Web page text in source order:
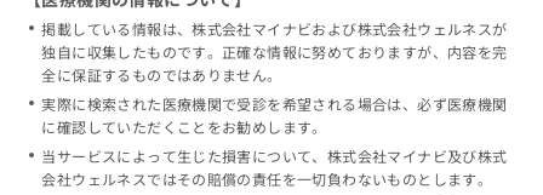
掲載している情報は、株式会社マイナビおよび株式会社ウェルネスが
独自に収集したものです。正確な情報に努めておりますが、内容を完
全に保証するものではありません。
実際に検索された医療機関で受診を希望される場合は、必ず医療機関
に確認していただくことをお勧めします。
当サービスによって生じた損害について、株式会社マイナビ及び株式
会社ウェルネスではその賠償の責任を一切負わないものとします。